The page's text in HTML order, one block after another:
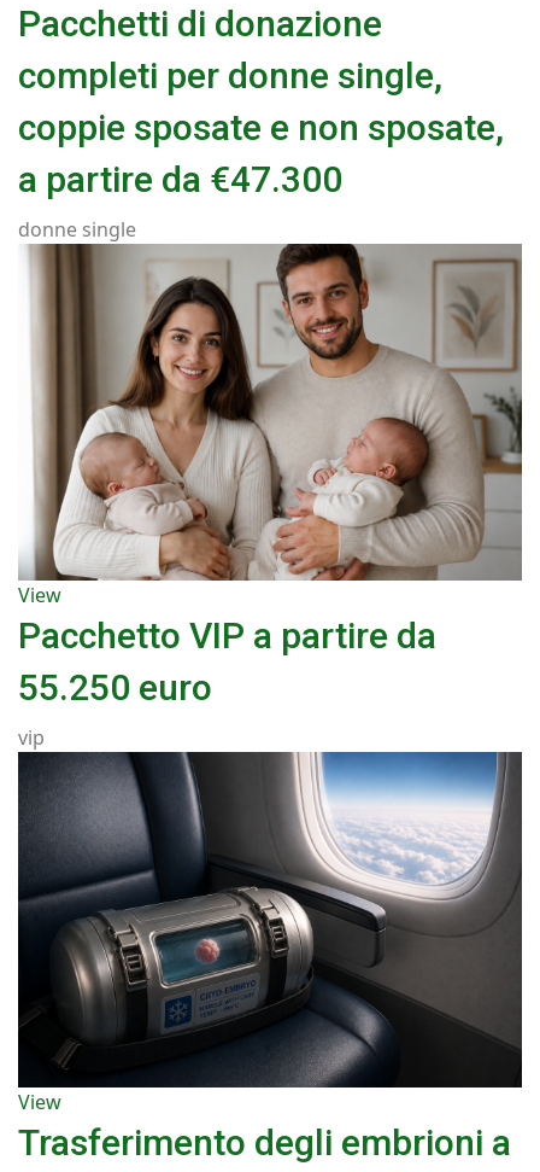
Pacchetti di donazione
completi per donne single,
coppie sposate e non sposate,
a partire da €47.300
donne single
View
Pacchetto VIP a partire da
55.250 euro
vip
View
Trasferimento degli embrioni a